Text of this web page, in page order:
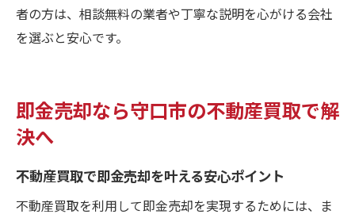
者の方は、相談無料の業者や丁寧な説明を心がける会社
を選ぶと安心です。
即金売却なら守口市の不動産買取で解
決へ
不動産買取で即金売却を叶える安心ポイント
不動産買取を利用して即金売却を実現するためには、ま